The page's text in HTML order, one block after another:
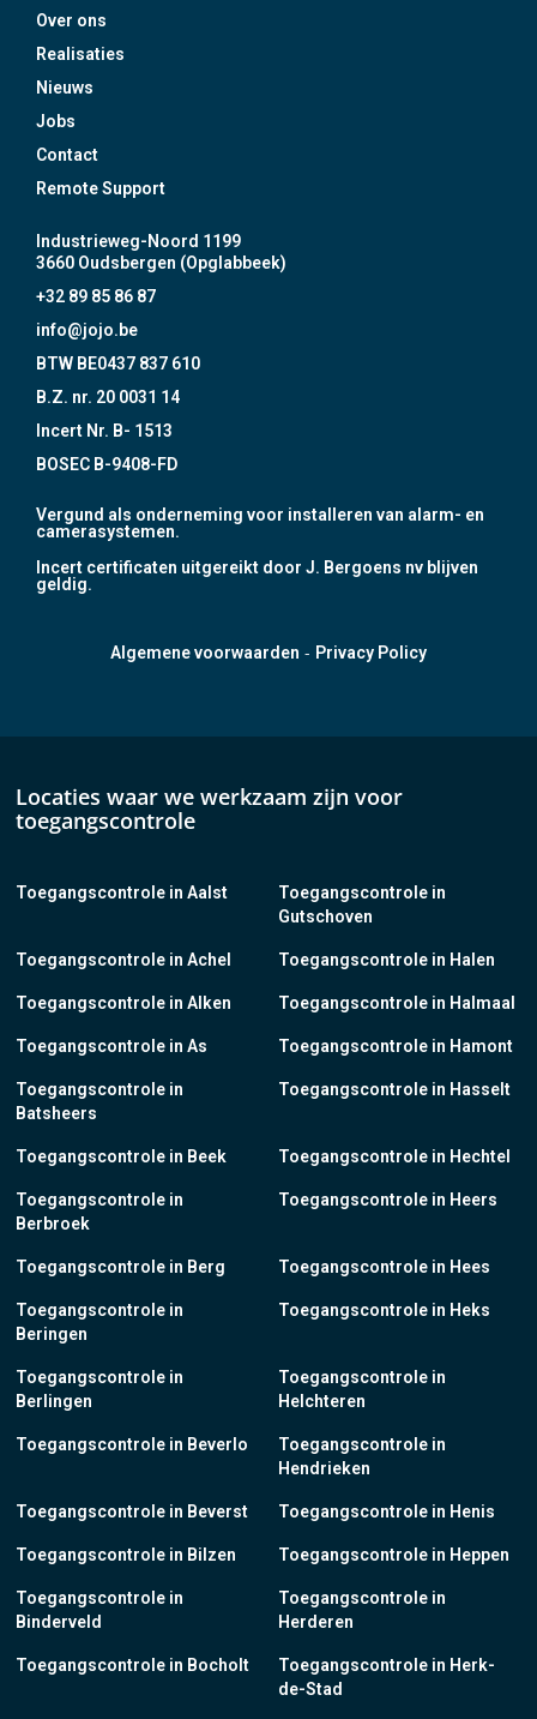
Over ons
Realisaties
Nieuws
Jobs
Contact
Remote Support
Industrieweg-Noord 1199
3660 Oudsbergen (Opglabbeek)
+32 89 85 86 87
info@jojo.be
BTW BE0437 837 610
B.Z. nr. 20 0031 14
Incert Nr. B- 1513
BOSEC B-9408-FD
Vergund als onderneming voor installeren van alarm- en
camerasystemen.
Incert certificaten uitgereikt door J. Bergoens nv blijven
geldig.
Algemene voorwaarden - Privacy Policy
Locaties waar we werkzaam zijn voor
toegangscontrole
Toegangscontrole in Aalst
Toegangscontrole in Achel
Toegangscontrole in Alken
Toegangscontrole in As
Toegangscontrole in
Batsheers
Toegangscontrole in Beek
Toegangscontrole in
Berbroek
Toegangscontrole in Berg
Toegangscontrole in
Beringen
Toegangscontrole in
Berlingen
Toegangscontrole in Beverlo
Toegangscontrole in Beverst
Toegangscontrole in Bilzen
Toegangscontrole in
Binderveld
Toegangscontrole in Bocholt
Toegangscontrole in
Gutschoven
Toegangscontrole in Halen
Toegangscontrole in Halmaal
Toegangscontrole in Hamont
Toegangscontrole in Hasselt
Toegangscontrole in Hechtel
Toegangscontrole in Heers
Toegangscontrole in Hees
Toegangscontrole in Heks
Toegangscontrole in
Helchteren
Toegangscontrole in
Hendrieken
Toegangscontrole in Henis
Toegangscontrole in Heppen
Toegangscontrole in
Herderen
Toegangscontrole in Herk-
de-Stad